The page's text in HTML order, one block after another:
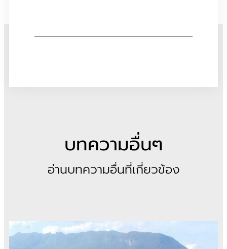
บทความอื่นๆ
อ่านบทความอื่นที่เกี่ยวข้อง